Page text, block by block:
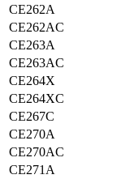
CE262A
CE262AC
CE263A
CE263AC
CE264X
CE264XC
CE267C
CE270A
CE270AC
CE271A